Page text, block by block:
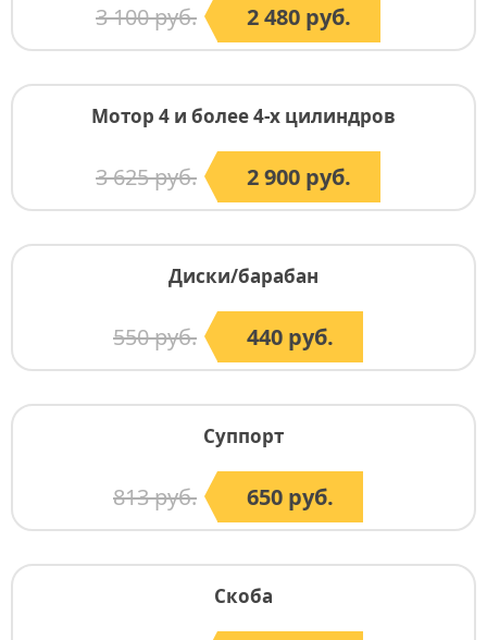
3 100 руб. 2 480 руб.
Мотор 4 и более 4-х цилиндров
3 625 руб. 2 900 руб.
Диски/барабан
550 руб. 440 руб.
Суппорт
813 руб. 650 руб.
Скоба